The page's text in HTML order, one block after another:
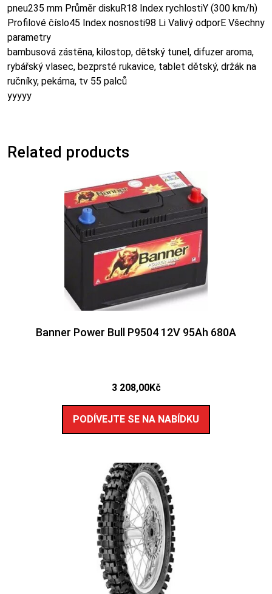
pneu235 mm Průměr diskuR18 Index rychlostiY (300 km/h)
Profilové číslo45 Index nosnosti98 Li Valivý odporE Všechny
parametry
bambusová zástěna, kilostop, dětský tunel, difuzer aroma,
rybářský vlasec, bezprsté rukavice, tablet dětský, držák na
ručníky, pekárna, tv 55 palců
yyyyy
Related products
Banner Power Bull P9504 12V 95Ah 680A
3 208,00Kč
PODÍVEJTE SE NA NABÍDKU